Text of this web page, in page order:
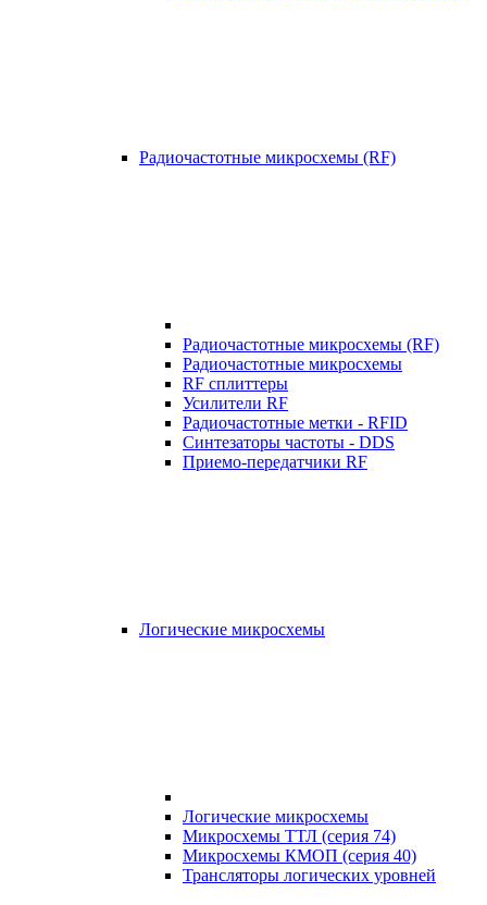
Радиочастотные микросхемы (RF)
Радиочастотные микросхемы (RF)
Радиочастотные микросхемы
RF сплиттеры
Усилители RF
Радиочастотные метки - RFID
Синтезаторы частоты - DDS
Приемо-передатчики RF
Логические микросхемы
Логические микросхемы
Микросхемы ТТЛ (серия 74)
Микросхемы КМОП (серия 40)
Трансляторы логических уровней